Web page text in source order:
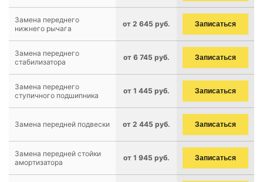
Замена переднего
нижнего рычага
от 2 645 руб. Записаться
Замена переднего
стабилизатора
от 6 745 руб. Записаться
Замена переднего
ступичного подшипника
от 1 445 руб. Записаться
Замена передней подвески от 2 445 руб. Записаться
Замена передней стойки
амортизатора
от 1 945 руб. Записаться